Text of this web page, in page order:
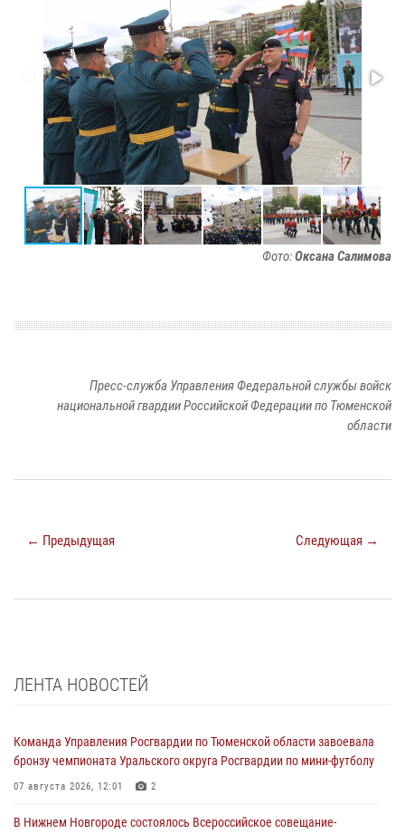
Фото:Оксана Салимова
Пресс-служба Управления Федеральной службы войск
национальной гвардии Российской Федерации по Тюменской
области
← Предыдущая Следующая →
ЛЕНТА НОВОСТЕЙ
Команда Управления Росгвардии по Тюменской области завоевала
бронзу чемпионата Уральского округа Росгвардии по мини-футболу
07 августа 2026, 12:01 2
В Нижнем Новгороде состоялось Всероссийское совещание-